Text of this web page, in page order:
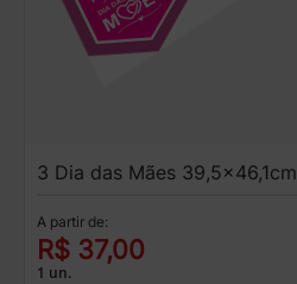
3 Dia das Mães 39,5x46,1cm
A partir de:
R$ 37,00
1 un.